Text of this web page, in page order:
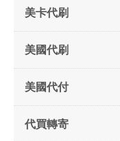
美卡代刷
美國代刷
美國代付
代買轉寄